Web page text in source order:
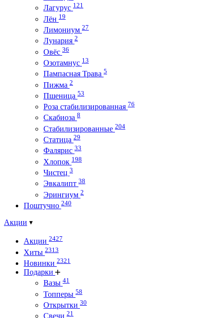
Лагурус 121
Лён 19
Лимониум 27
Лунария 2
Овёс 36
Озотамнус 13
Пампасная Трава 5
Пижма 2
Пшеница 53
Роза стабилизированная 76
Скабиоза 8
Стабилизированные 204
Статица 29
Фалярис 33
Хлопок 198
Чистец 3
Эвкалипт 38
Эрингиум 2
Поштучно 240
Акции
Акции 2427
Хиты 2313
Новинки 2321
Подарки
Вазы 41
Топперы 58
Открытки 30
Свечи 21